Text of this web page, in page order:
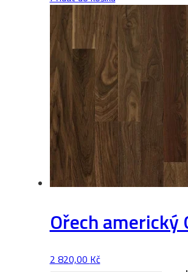
2
množství
Ořech americký
2 820,00 Kč